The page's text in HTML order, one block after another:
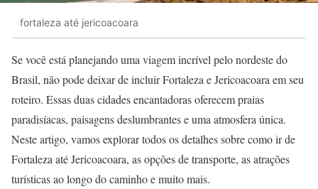
fortaleza até jericoacoara
Se você está planejando uma viagem incrível pelo nordeste do
Brasil, não pode deixar de incluir Fortaleza e Jericoacoara em seu
roteiro. Essas duas cidades encantadoras oferecem praias
paradisíacas, paisagens deslumbrantes e uma atmosfera única.
Neste artigo, vamos explorar todos os detalhes sobre como ir de
Fortaleza até Jericoacoara, as opções de transporte, as atrações
turísticas ao longo do caminho e muito mais.